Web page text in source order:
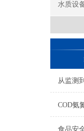
水质设